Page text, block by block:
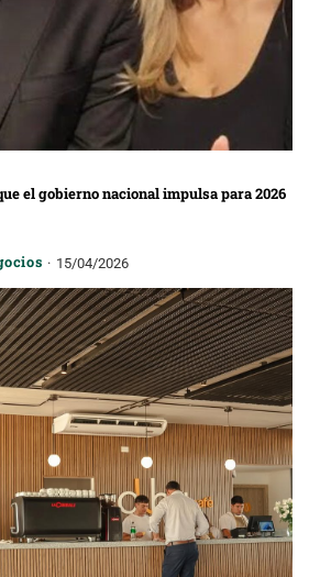
el gobierno nacional impulsa para 2026
15/04/2026